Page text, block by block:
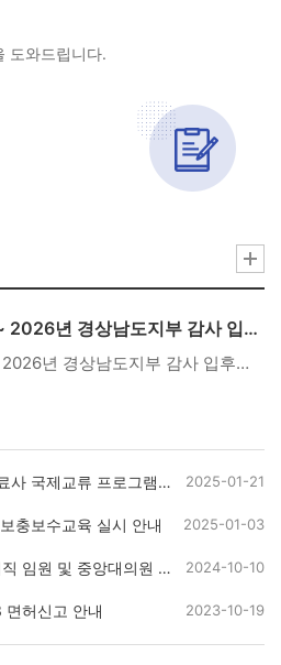
도와드립니다.
2025년 ~ 2026년 경상남도지부 감사 입후보 등록 공고
2025년 ~ 2026년 경상남도지부 감사 입후보 등록 공고(사)대한물리치료사협회 선거관리위원회 규정 제11조 제18조 및 경남지부 회칙 제14조 제15조 제16조에 근거하여 선거직 임원 선출을 위한 입후보자 등록 안내를 아래와 같이 공고합니다.● 경남지부 감사 – 1명. (2025년~2026년 임기)1. 입후보자 등록 기간 및 접수처가. 등록기간 : 2025. 1. 24(금) ~ 2025. 2. 8(토)나. 등록마감 : 2025. 2. 8(토) [18시까지 방문등록 및 우편도착 분에 한함]다. 접수방법 : 방문접수 또는 우편접수라. 접 수 처 : 경남지부 선거관리위원장 장정재 ( 창원시 마산합포구 월영동12길 18, 2층 늘바른운동센터 / 전화 : 055-221-0101 / 메일 : jungjaeking@gmail.com )2. 등록서류 (선거관리위원회규정 제11조 4항)가. 입후보등록신청서 1부 『서식 붙임1』나. 대의원 추천서 1부 『서식 붙임2』 (감사 입후보자 추천서 3부)다. 이력서(사진 2매 포함) 1부 『서식 붙임5』라. 회비납부 확인서 1부 『서식 붙임3』마. 보수교육이수확인서 1부 『서식 붙임4』바. 주민등록등본 1부사. 입후보 소감과 공약 1부아. 개인(신용)정보 수집· 이용· 제공 동의서 1부 『서식 붙임6』3. 입후보 자격 (회칙 14조 2항)가. 감 사 : 감사는 정회원으로 10년 이상 된 자로서 본 지부에서 7년 이상 활동 하고, 대의원을 2회 이상 또는 임원을 2년 이상 역임한 자.※ 입후보 소감 및 공약, 이력서는 홍보물 제작을 위해 원본 파일을 선거관리위원장 메일로 송부※ 대의원후보자 추천은 원본으로 제출하며, 중복추천은 없음.※ 본 공고문은 협회누리집 공지용으로 협회누리집 - 시도회 공지사항에 게시되어 있습니다.※ 협회 선거관리위원회규정 제18조 4항. 5항의 아래 내용을 해당자는 참조하시기 바립니다.- (감사 입후보자 관련사항입니다)④ 중앙대의원과 시·도회대의원은 선출직 임원에 입후보할 때는 선거 공고일 3일 안에 사퇴서를 제출해야 한다.⑤ 본회의 감사와 시·도회의 감사는 선출직 임원에 입후보할 때는 선거 공고일 3일안에 사퇴서를 제출해야 한다. 그러나 선출직 임원과 감사는 같은 직위에 입후보 할 때는 그러하지 아니한다4. 기타사항가. 입후보자 등록 서식은 붙임문서를 참조나. 제출된 서류는 일체 반환하지 않습니다.다. 선거일은 2025년 2월 22일(토) 16:00 예정이며, 장소 및 세부사항은 추후 공지예정인 대의원총회 공문 참조
제교류 프로그램 모집 요강 2025-01-21
충보수교육 실시 안내 2025-01-03
중앙대의원 입후보 등록 공고 2024-10-10
허신고 안내 2023-10-19